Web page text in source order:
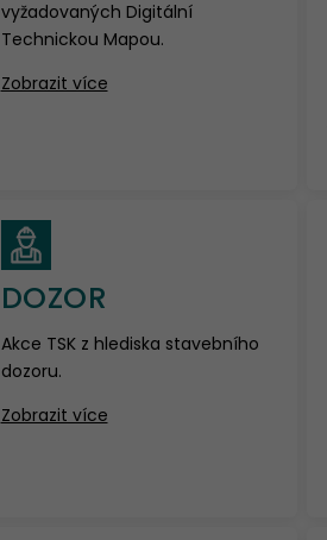
vyžadovaných Digitální
Technickou Mapou.
Zobrazit více
DOZOR
Akce TSK z hlediska stavebního
dozoru.
Zobrazit více